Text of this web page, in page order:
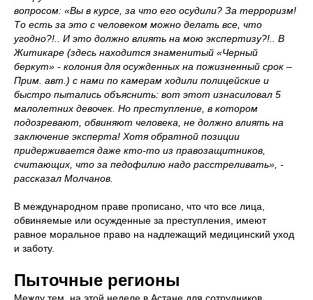
вопросом: «Вы в курсе, за что его осудили? За терроризм!
То есть за это с человеком можно делать все, что
угодно?!.. И это должно влиять на мою экспертизу?!.. В
Житикаре (здесь находится знаменитый «Черный
беркут» - колония для осужденных на пожизненный срок –
Прим. авт.) с нами по камерам ходили полицейские и
быстро пытались объяснить: вот этот изнасиловал 5
малолетних девочек. Но преступление, в котором
подозревают, обвиняют человека, не должно влиять на
заключение эксперта! Хотя обратной позиции
придерживается даже кто-то из правозащитников,
считающих, что за педофилию надо расстреливать», -
рассказал Молчанов.
В международном праве прописано, что что все лица,
обвиняемые или осужденные за преступления, имеют
равное моральное право на надлежащий медицинский уход
и заботу.
Пыточные регионы